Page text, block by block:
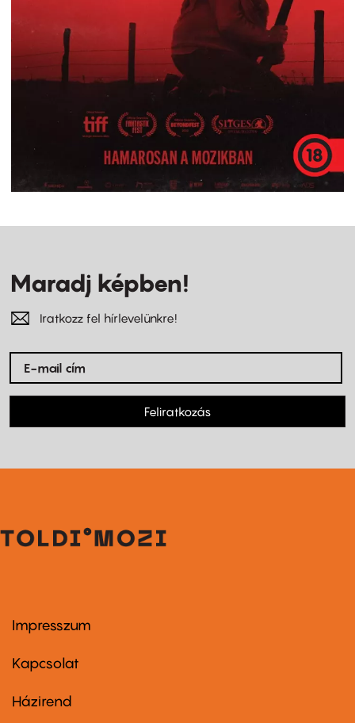
Maradj képben!
Iratkozz fel hírlevelünkre!
Feliratkozás
Footer
first
Impresszum
Kapcsolat
Footer
Házirend